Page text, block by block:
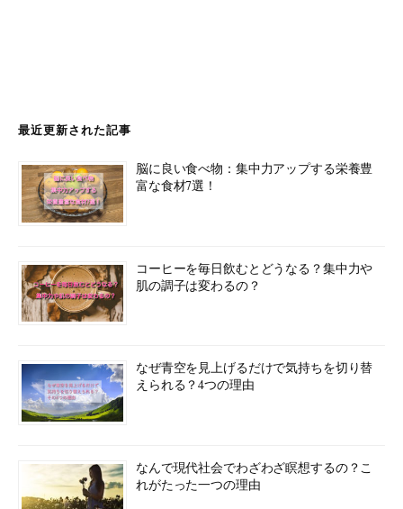
最近更新された記事
脳に良い食べ物：集中力アップする栄養豊
富な食材7選！
コーヒーを毎日飲むとどうなる？集中力や
肌の調子は変わるの？
なぜ青空を見上げるだけで気持ちを切り替
えられる？4つの理由
なんで現代社会でわざわざ瞑想するの？こ
れがたった一つの理由